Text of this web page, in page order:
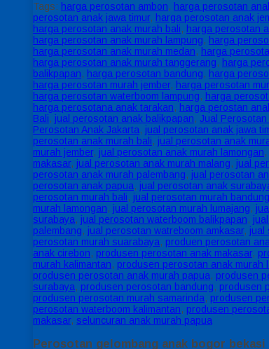
Tags: harga perosotan ambon, harga perosotan
perosotan anak jawa timur, harga perosotan anak
harga perosotan anak murah bali, harga perosotan
harga perosotan anak murah lampung, harga
harga perosotan anak murah medan, harga
harga perosotan anak murah tanggerang, harga
balikpapan, harga perosotan bandung, harga
harga perosotan murah jember, harga perosotan
harga perosotan waterboom lampung, harga
harga perosotana anak tarakan, harga perostan
Bali, jual perosotan anak balikpapan, Jual Perosotan
Perosotan Anak Jakarta, jual perosotan anak jawa
perosotan anak murah bali, jual perosotan anak
murah jember, jual perosotan anak murah lamongan,
makasar, jual perosotan anak murah malang, jual
perosotan anak murah palembang, jual perosotan
perosotan anak papua, jual perosotan anak
perosotan murah bali, jual perosotan murah bandung
murah lamongan, jual perosotan murah lumajang,
surabaya, jual perosotan waterboom balikpapan,
palembang, jual perosotan watreboom amkasar, jual
perosotan murah suarabaya, produen perosotan
anak cirebon, produsen perosotan anak makasar,
murah kalimantan, produsen perosotan anak murah
produsen perosotan anak murah papua, produsen
surabaya, produsen perosotan bandung, produsen
produsen perosotan murah samarinda, produsen
perosotan waterboom kalimantan, produsen
makasar, seluncuran anak murah papua
Perosotan gelombang anak bogor bekasi